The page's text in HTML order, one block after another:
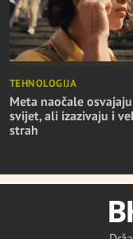
TEHNOLOGIJA
Meta naočale osvajaju
svijet, ali izazivaju i
strah